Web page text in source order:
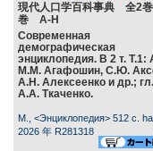
現代人口学百科事典 全2
巻 А-Н
Современная
демографическая
энциклопедия. В 2 т. Т.1:
М.М. Агафошин, С.Ю.
А.Н. Алексеенко и др.;
А.А. Ткаченко.
М., <Энциклопедия> 512 c.
2026 年 R281318